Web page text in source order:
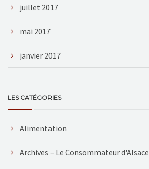
juillet 2017
mai 2017
janvier 2017
LES CATÉGORIES
Alimentation
Archives – Le Consommateur d'Alsace